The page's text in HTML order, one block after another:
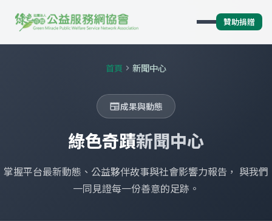
贊助捐贈
首頁 chevron_right 新聞中心
newspaper成果與動態
綠色奇蹟新聞中心
掌握平台最新動態、公益夥伴故事與社會影響力報告， 與我們
一同見證每一份善意的足跡。